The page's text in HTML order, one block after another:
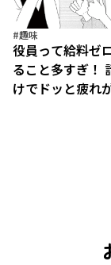
#趣味
役員って給料ゼ
ること多すぎ！
けでドッと疲れ